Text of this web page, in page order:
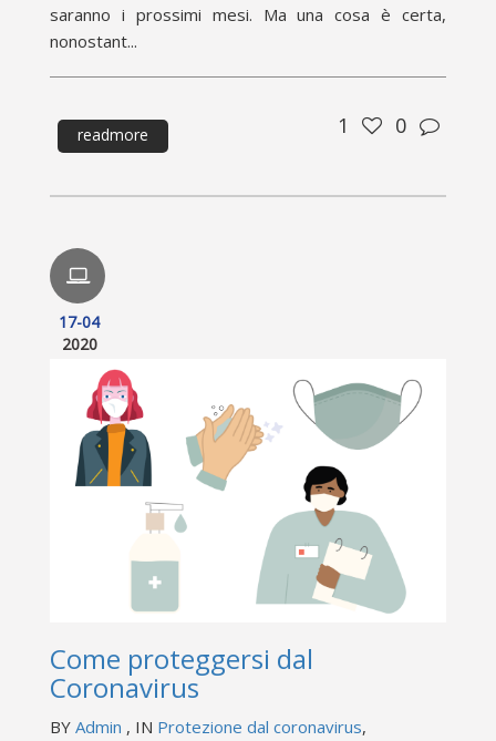
saranno i prossimi mesi. Ma una cosa è certa,
nonostant...
readmore 1 0
17-04
2020
Come proteggersi dal
Coronavirus
BY Admin , IN Protezione dal coronavirus,